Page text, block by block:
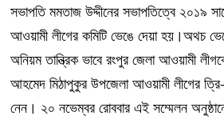
সভাপতি মমতাজ উদ্দীনের সভাপতিত্বে ২০১৯
আওয়ামী লীগের কমিটি ভেঙে দেয়া হয়।অথচ
অনিয়ম তান্ত্রিক ভাবে রংপুর জেলা আওয়ামী
আহমেদ মিঠাপুকুর উপজেলা আওয়ামী লীগের ত্রি-
নেন। ২০ নভেম্বর রোববার এই সম্মেলন